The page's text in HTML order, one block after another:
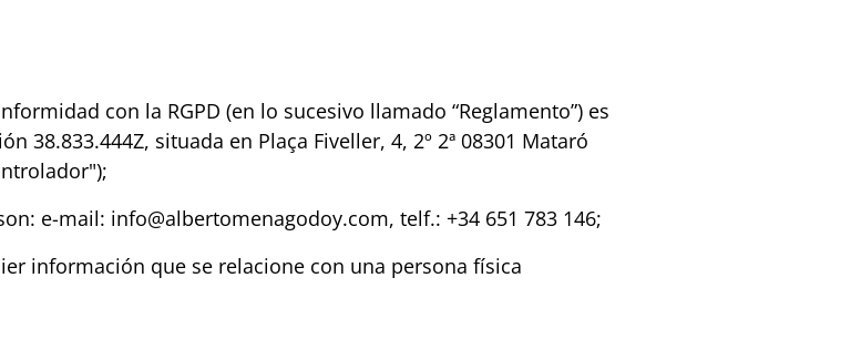
con la RGPD (en lo sucesivo llamado “Reglamento”) es
38.833.444Z, situada en Plaça Fiveller, 4, 2º 2ª 08301 Mataró
e-mail: info@albertomenagodoy.com, telf.: +34 651 783 146;
información que se relacione con una persona física